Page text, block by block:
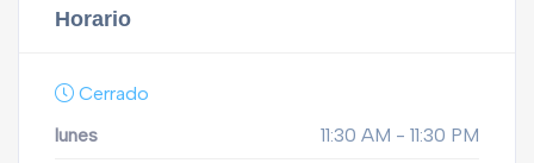
Horario
Cerrado
lunes
11:30 AM - 11:30 PM